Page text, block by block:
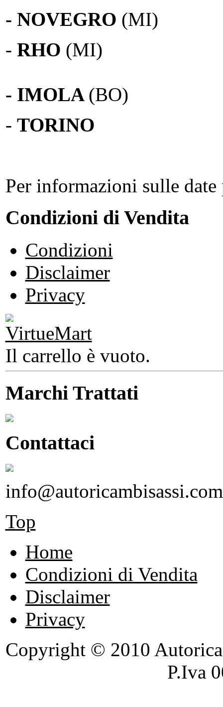
- NOVEGRO (MI)
- RHO (MI)
- IMOLA (BO)
- TORINO
Per informazioni sulle
Condizioni di Vendita
Condizioni
Disclaimer
Privacy
Il carrello è vuoto.
Marchi Trattati
Contattaci
info@autoricambisassi.com
Top
Home
Condizioni di Vendita
Disclaimer
Privacy
Copyright © 2010
P.Iva